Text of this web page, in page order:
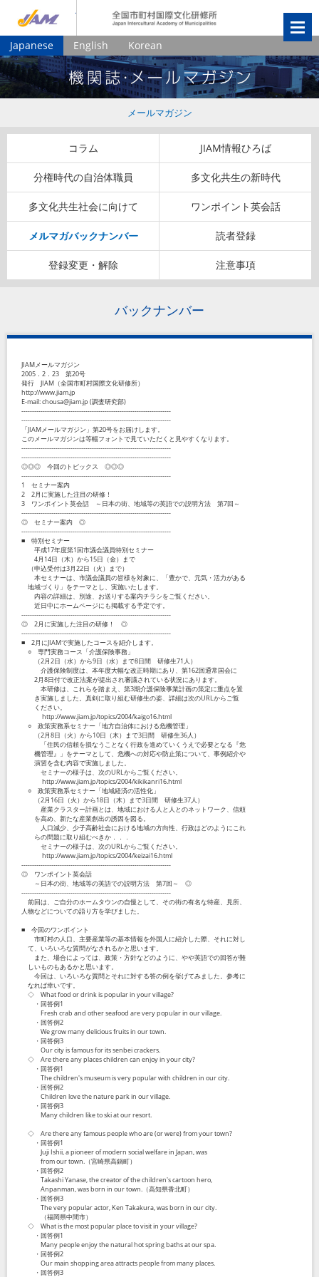
Japanese English Korean
メールマガジン
コラム JIAM情報ひろば
分権時代の自治体職員 多文化共生の新時代
多文化共生社会に向けて ワンポイント英会話
メルマガバックナンバー 読者登録
登録変更・解除 注意事項
バックナンバー
JIAMメールマガジン
2005．2．23 第20号
発行 JIAM（全国市町村国際文化研修所）
http://www.jiam.jp
E-mail: chousa@jiam.jp (調査研究部)
----------------------------------------------------------------------
----------------------------------------------------------------------
「JIAMメールマガジン」第20号をお届けします。
このメールマガジンは等幅フォントで見ていただくと見やすくなります。
----------------------------------------------------------------------
----------------------------------------------------------------------
◎◎◎ 今回のトピックス ◎◎◎
----------------------------------------------------------------------
1 セミナー案内
2 2月に実施した注目の研修！
3 ワンポイント英会話 ～日本の街、地域等の英語での説明方法 第7回～
----------------------------------------------------------------------
◎ セミナー案内 ◎
----------------------------------------------------------------------
■ 特別セミナー
平成17年度第1回市議会議員特別セミナー
4月14日（木）から15日（金）まで
（申込受付は3月22日（火）まで）
本セミナーは、市議会議員の皆様を対象に、「豊かで、元気・活力がある
地域づくり」をテーマとし、実施いたします。
内容の詳細は、別途、お送りする案内チラシをご覧ください。
近日中にホームページにも掲載する予定です。
----------------------------------------------------------------------
◎ 2月に実施した注目の研修！ ◎
----------------------------------------------------------------------
■ 2月にJIAMで実施したコースを紹介します。
○ 専門実務コース「介護保険事務」
（2月2日（水）から9日（水）まで8日間 研修生71人）
介護保険制度は、本年度大幅な改正時期にあり、第162回通常国会に
2月8日付で改正法案が提出され審議されている状況にあります。
本研修は、これらを踏まえ、第3期介護保険事業計画の策定に重点を置
き実施しました。真剣に取り組む研修生の姿、詳細は次のURLからご覧
ください。
http://www.jiam.jp/topics/2004/kaigo16.html
○ 政策実務系セミナー「地方自治体における危機管理」
（2月8日（火）から10日（木）まで3日間 研修生36人）
「住民の信頼を損なうことなく行政を進めていくうえで必要となる『危
機管理』」をテーマとして、危機への対応や防止策について、事例紹介や
演習を含む内容で実施しました。
セミナーの様子は、次のURLからご覧ください。
http://www.jiam.jp/topics/2004/kikikanri16.html
○ 政策実務系セミナー「地域経済の活性化」
（2月16日（火）から18日（木）まで3日間 研修生37人）
産業クラスター計画とは、地域における人と人とのネットワーク、信頼
を高め、新たな産業創出の誘因を図る。
人口減少、少子高齢社会における地域の方向性、行政はどのようにこれ
らの問題に取り組むべきか．．．
セミナーの様子は、次のURLからご覧ください。
http://www.jiam.jp/topics/2004/keizai16.html
----------------------------------------------------------------------
◎ ワンポイント英会話
～日本の街、地域等の英語での説明方法 第7回～ ◎
----------------------------------------------------------------------
前回は、ご自分のホームタウンの自慢として、その街の有名な特産、見所、
人物などについての語り方を学びました。
■ 今回のワンポイント
市町村の人口、主要産業等の基本情報を外国人に紹介した際、それに対し
て、いろいろな質問がなされるかと思います。
また、場合によっては、政策・方針などのように、やや英語での回答が難
しいものもあるかと思います。
今回は、いろいろな質問とそれに対する答の例を挙げてみました。参考に
なれば幸いです。
◇ What food or drink is popular in your village?
・回答例1
Fresh crab and other seafood are very popular in our village.
・回答例2
We grow many delicious fruits in our town.
・回答例3
Our city is famous for its senbei crackers.
◇ Are there any places children can enjoy in your city?
・回答例1
The children's museum is very popular with children in our city.
・回答例2
Children love the nature park in our village.
・回答例3
Many children like to ski at our resort.
◇ Are there any famous people who are (or were) from your town?
・回答例1
Juji Ishii, a pioneer of modern social welfare in Japan, was
from our town.（宮崎県高鍋町）
・回答例2
Takashi Yanase, the creator of the children's cartoon hero,
Anpanman, was born in our town.（高知県香北町）
・回答例3
The very popular actor, Ken Takakura, was born in our city.
（福岡県中間市）
◇ What is the most popular place to visit in your village?
・回答例1
Many people enjoy the natural hot spring baths at our spa.
・回答例2
Our main shopping area attracts people from many places.
・回答例3